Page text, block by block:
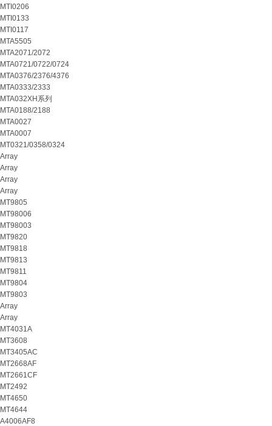
MTI0206
MTI0133
MTI0117
MTA5505
MTA2071/2072
MTA0721/0722/0724
MTA0376/2376/4376
MTA0333/2333
MTA032XH系列
MTA0188/2188
MTA0027
MTA0007
MT0321/0358/0324
Array
Array
Array
Array
MT9805
MT98006
MT98003
MT9820
MT9818
MT9813
MT9811
MT9804
MT9803
Array
Array
MT4031A
MT3608
MT3405AC
MT2668AF
MT2661CF
MT2492
MT4650
MT4644
A4006AF8